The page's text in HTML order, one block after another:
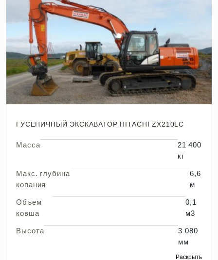
ГУСЕНИЧНЫЙ ЭКСКАВАТОР HITACHI ZX210LC
Масса
21 400
кг
Макс. глубина
копания
6,6
м
Объем
ковша
0,1
м3
Высота
3 080
мм
Раскрыть